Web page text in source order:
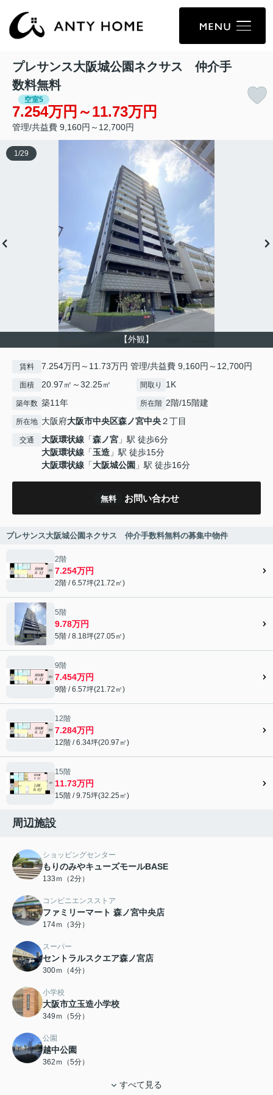
プレサンス大阪城公園ネクサス 仲介手
数料無料
空室5
7.254万円～11.73万円
管理/共益費 9,160円～12,700円
【外観】
1 /29
賃料 7.254万円～11.73万円 管理/共益費 9,160円～12,700円
面積 20.97㎡～32.25㎡ 間取り 1K
築年数 築11年 所在階 2階/15階建
所在地 大阪府大阪市中央区森ノ宮中央２丁目
交通 大阪環状線 「森ノ宮 」駅 徒歩6分
大阪環状線 「玉造 」駅 徒歩15分
大阪環状線 「大阪城公園 」駅 徒歩16分
無料 お問い合わせ
プレサンス大阪城公園ネクサス 仲介手数料無料の募集中物件
2階
7.254万円
2階 / 6.57坪(21.72㎡)
5階
9.78万円
5階 / 8.18坪(27.05㎡)
9階
7.454万円
9階 / 6.57坪(21.72㎡)
12階
7.284万円
12階 / 6.34坪(20.97㎡)
15階
11.73万円
15階 / 9.75坪(32.25㎡)
周辺施設
ショッピングセンター
もりのみやキューズモールBASE
133ｍ（2分）
コンビニエンスストア
ファミリーマート 森ノ宮中央店
174ｍ（3分）
スーパー
セントラルスクエア森ノ宮店
300ｍ（4分）
小学校
大阪市立玉造小学校
349ｍ（5分）
公園
越中公園
362ｍ（5分）
すべて見る